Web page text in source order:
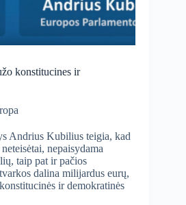
konstitucines ir
Andrius Kubilius teigia, kad
nepaisydama
taip pat ir pačios
dalina milijardus eurų,
ir demokratinės